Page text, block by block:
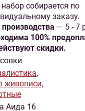
собирается по
заказу.
производства — 5 - 7
100%
скидки.
,
живописи,
Аида 16